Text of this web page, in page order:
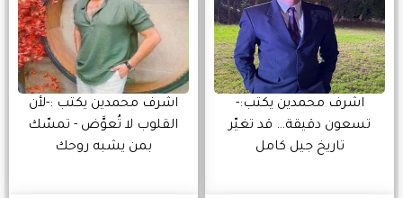
اشرف محمدين يكتب:-
تسعون دقيقة… قد تغيّر
تاريخ جيل كامل
اشرف محمدين يكتب :-لأن
القلوب لا تُعوَّض - تمسّك
بمن يشبه روحك